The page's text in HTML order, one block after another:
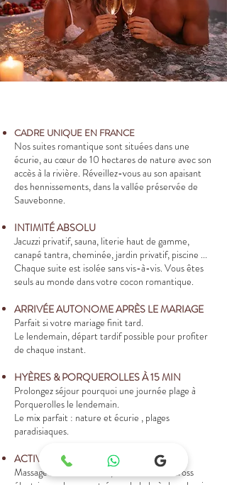
CADRE UNIQUE EN FRANCE
Nos suites romantique sont situées dans une
écurie, au cœur de 10 hectares de nature avec son
accès à la rivière. Réveillez-vous au son apaisant
des hennissements, dans la vallée préservée de
Sauvebonne.
INTIMITÉ ABSOLU
Jacuzzi privatif, sauna, literie haut de gamme,
canapé tantra, cheminée, jardin privatif, piscine ...
Chaque suite est isolée sans vis-à-vis. Vous êtes
seuls au monde dans votre cocon romantique.
ARRIVÉE AUTONOME APRÈS LE MARIAGE
Parfait si votre mariage finit tard.
Le lendemain, départ tardif possible pour profiter
de chaque instant.
HYÈRES & PORQUEROLLES À 15 MIN
Prolongez séjour pourquoi une journée plage à
Porquerolles le lendemain.
Le mix parfait : nature et écurie , plages
paradisiaques.
ACTIVITÉS & SERVICES
Massage Balinais en Duo, Balade à moto cross
électrique, chasse au trésors, balade à cheval, soin